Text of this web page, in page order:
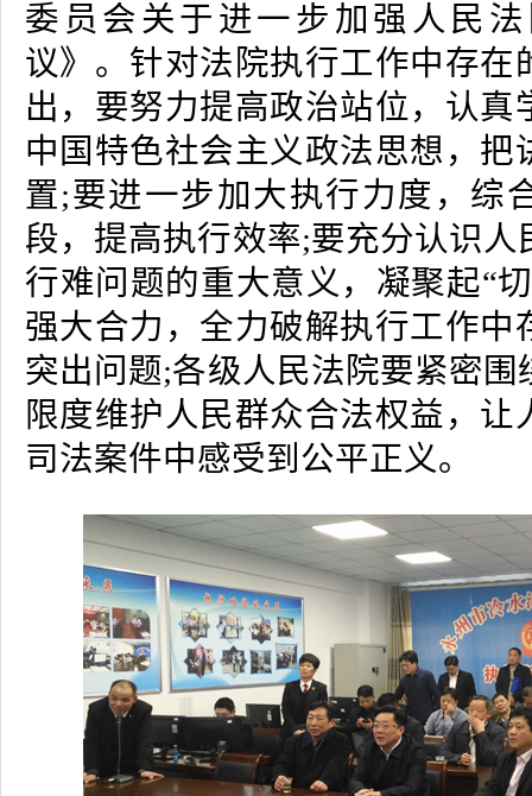
委员会关于进一步加强人民
议》。针对法院执行工作中存在
出，要努力提高政治站位，认真
中国特色社会主义政法思想，把
置;要进一步加大执行力度，综
段，提高执行效率;要充分认识人
行难问题的重大意义，凝聚起“
强大合力，全力破解执行工作中
突出问题;各级人民法院要紧密围
限度维护人民群众合法权益，让
司法案件中感受到公平正义。